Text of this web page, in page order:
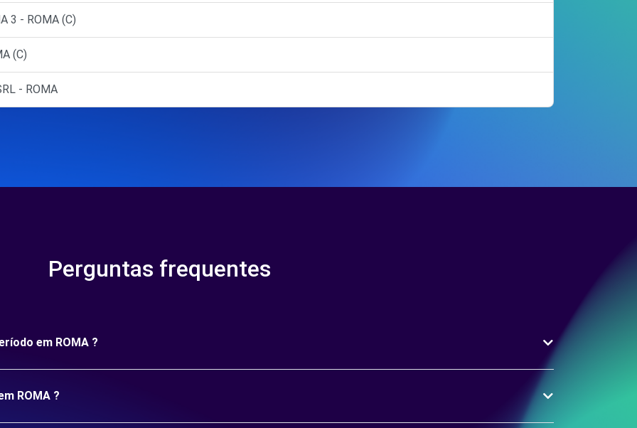
3 - ROMA (C)
(C)
- ROMA
Perguntas frequentes
em ROMA ?
ROMA ?